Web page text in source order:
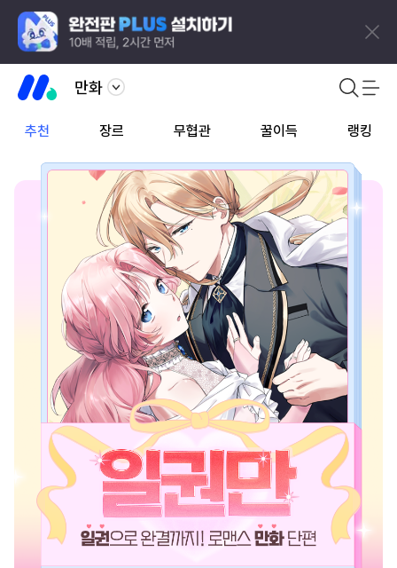
만화
추천 장르 무협관 꿀이득 랭킹